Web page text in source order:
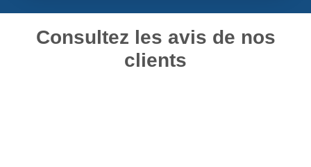
Consultez les avis de nos
clients